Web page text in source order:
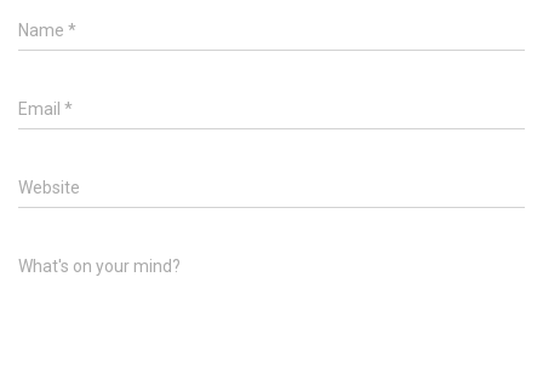
Name *
Email *
Website
What's on your mind?